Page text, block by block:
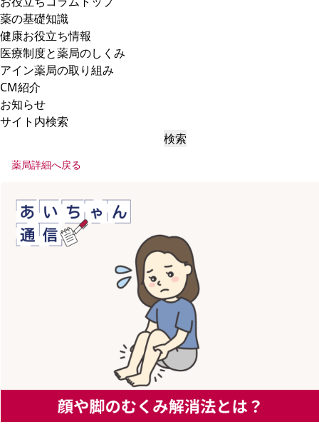
薬の基礎知識
健康お役立ち情報
医療制度と薬局のしくみ
アイン薬局の取り組み
CM紹介
お知らせ
サイト内検索
検索
薬局詳細へ戻る